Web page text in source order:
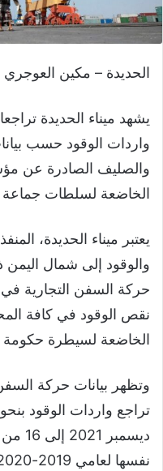
الحديدة – مكين العوجري
يشهد ميناء الحديدة
واردات الوقود حسب
والصليف الصادرة عن
الخاضعة لسلطات جماعة
يعتبر ميناء الحديدة،
والوقود إلى شمال اليمن
حركة السفن التجارية
نقص الوقود في كافة
الخاضعة لسيطرة حكومة
وتظهر بيانات حركة
تراجع واردات الوقود